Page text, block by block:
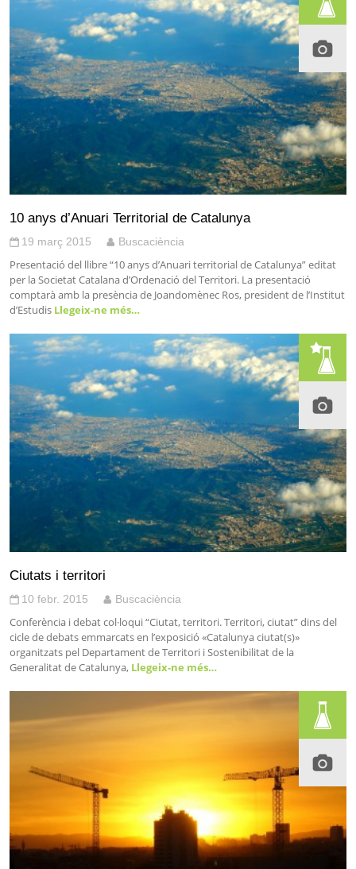
10 anys d’Anuari Territorial de Catalunya
19 març 2015 Buscaciència
Presentació del llibre “10 anys d’Anuari territorial de Catalunya” editat
per la Societat Catalana d’Ordenació del Territori. La presentació
comptarà amb la presència de Joandomènec Ros, president de l’Institut
d’Estudis Llegeix-ne més…
Ciutats i territori
10 febr. 2015 Buscaciència
Conferència i debat col·loqui “Ciutat, territori. Territori, ciutat” dins del
cicle de debats emmarcats en l’exposició «Catalunya ciutat(s)»
organitzats pel Departament de Territori i Sostenibilitat de la
Generalitat de Catalunya, Llegeix-ne més…